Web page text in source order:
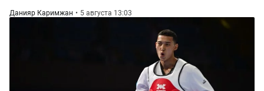
Данияр Каримжан 5 августа 13:03